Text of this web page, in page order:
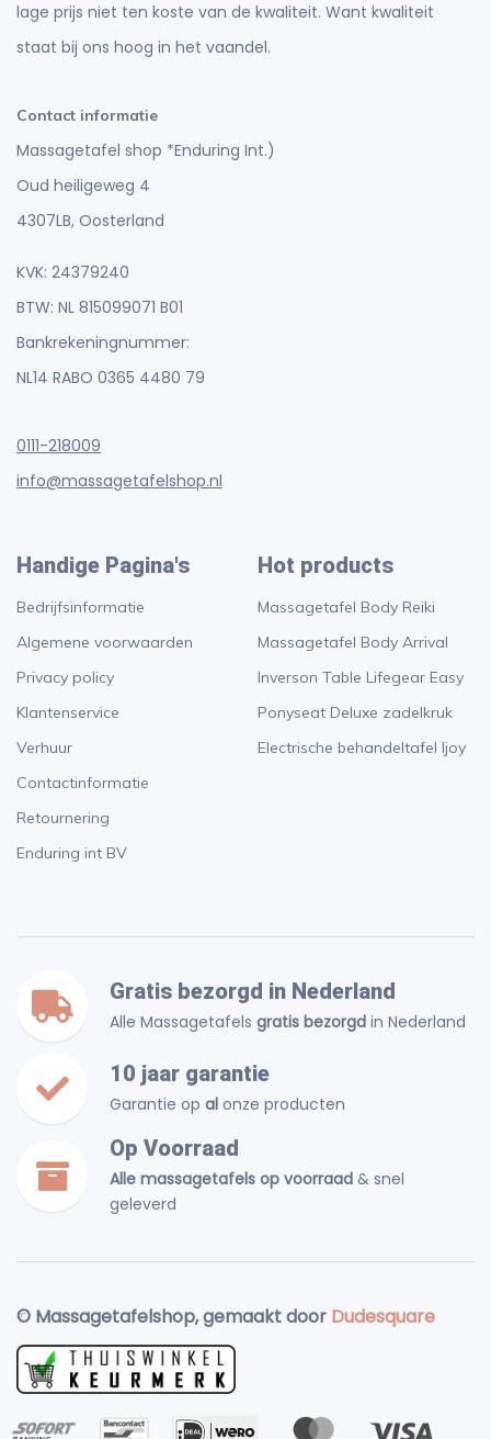
lage prijs niet ten koste van de kwaliteit. Want kwaliteit
staat bij ons hoog in het vaandel.
Contact informatie
Massagetafel shop *Enduring Int.)
Oud heiligeweg 4
4307LB, Oosterland
KVK: 24379240
BTW: NL 815099071 B01
Bankrekeningnummer:
NL14 RABO 0365 4480 79
0111-218009
info@massagetafelshop.nl
Handige Pagina's
Bedrijfsinformatie
Algemene voorwaarden
Privacy policy
Klantenservice
Verhuur
Contactinformatie
Retournering
Enduring int BV
Hot products
Massagetafel Body Reiki
Massagetafel Body Arrival
Inverson Table Lifegear Easy
Ponyseat Deluxe zadelkruk
Electrische behandeltafel Ijoy
Gratis bezorgd in Nederland
Alle Massagetafels gratis bezorgd in Nederland
10 jaar garantie
Garantie op al onze producten
Op Voorraad
Alle massagetafels op voorraad & snel
geleverd
© Massagetafelshop, gemaakt door Dudesquare